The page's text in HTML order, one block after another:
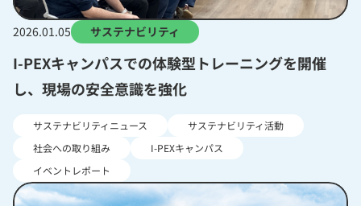
2026.01.05 サステナビリティ
I-PEXキャンパスでの体験型トレーニングを開催
し、現場の安全意識を強化
サステナビリティニュース
サステナビリティ活動
社会への取り組み
I-PEXキャンパス
イベントレポート